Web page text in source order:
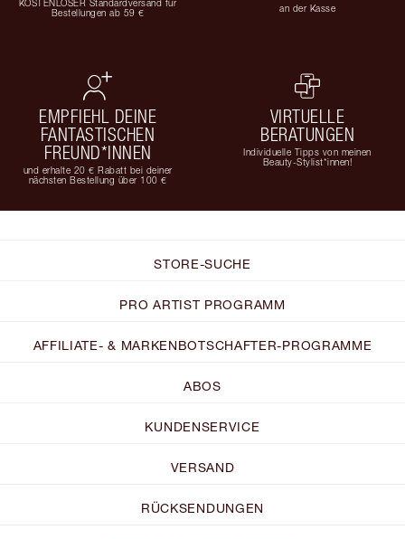
KOSTENLOSER Standardversand für
Bestellungen ab 59 €
an der Kasse
EMPFIEHL DEINE
FANTASTISCHEN
FREUND*INNEN
und erhalte 20 € Rabatt bei deiner
nächsten Bestellung über 100 €
VIRTUELLE
BERATUNGEN
Individuelle Tipps von meinen
Beauty-Stylist*innen!
STORE-SUCHE
PRO ARTIST PROGRAMM
AFFILIATE- & MARKENBOTSCHAFTER-PROGRAMME
ABOS
KUNDENSERVICE
VERSAND
RÜCKSENDUNGEN